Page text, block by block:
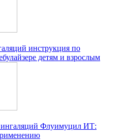
инструкция по
детям и взрослым
Флуимуцил ИТ: